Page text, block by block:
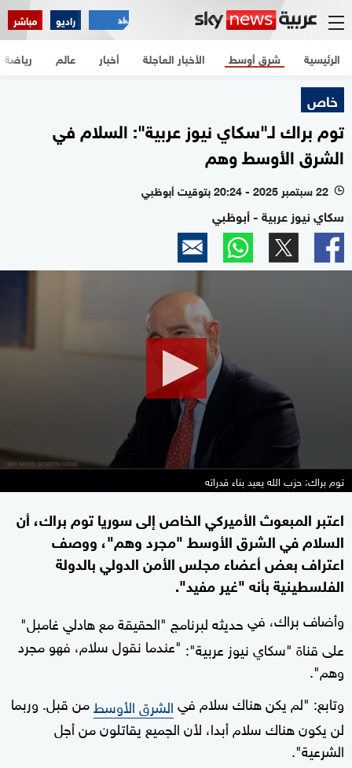
راديو مباشر
الرئيسية الأخبار العاجلة أخبار شرق أوسط عالم رياضة
خاص
توم براك لـ"سكاي نيوز عربية": السلام في
الشرق الأوسط وهم
l 22 سبتمبر 2025 - 20:24 بتوقيت أبوظبي
سكاي نيوز عربية - أبوظبي
توم براك: حزب الله يعيد بناء قدراته
اعتبر المبعوث الأميركي الخاص إلى سوريا توم براك، أن
السلام في الشرق الأوسط "مجرد وهم"، ووصف
اعتراف بعض أعضاء مجلس الأمن الدولي بالدولة
الفلسطينية بأنه "غير مفيد".
وأضاف براك، فيحديثه لبرنامج "الحقيقة مع هادلي غامبل"
على قناة "سكاي نيوز عربية": "عندما نقول سلام، فهو مجرد
وهم".
وتابع: "لم يكن هناك سلام فيالشرق الأوسطمن قبل. وربما
لن يكون هناك سلام أبدا، لأن الجميع يقاتلون من أجل
الشرعية".